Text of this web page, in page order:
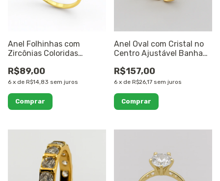
Anel Folhinhas com
Zircônias Coloridas
R$89,00
6 x de R$14,83 sem juros
Comprar
Anel Oval com Cristal no
Centro Ajustável Banhado
R$157,00
6 x de R$26,17 sem juros